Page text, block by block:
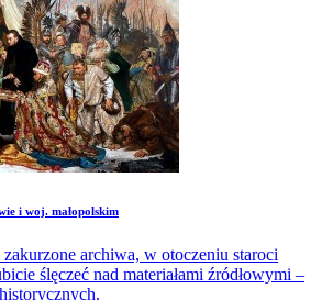
i woj. małopolskim
zakurzone archiwa, w otoczeniu staroci
ślęczeć nad materiałami źródłowymi –